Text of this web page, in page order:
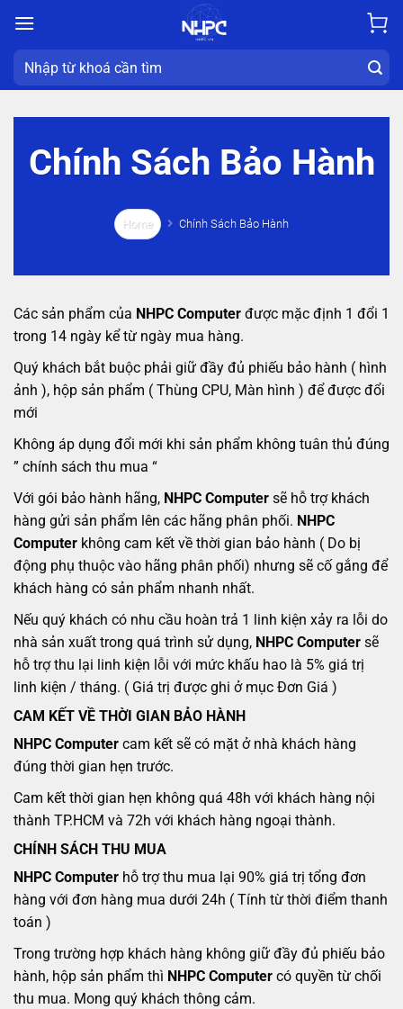
đến
nội
dung
Search
for:
Chính Sách Bảo Hành
Home Chính Sách Bảo Hành
Các sản phẩm của NHPC Computer được mặc định 1 đổi 1
trong 14 ngày kể từ ngày mua hàng.
Quý khách bắt buộc phải giữ đầy đủ phiếu bảo hành ( hình
ảnh ), hộp sản phẩm ( Thùng CPU, Màn hình ) để được đổi
mới
Không áp dụng đổi mới khi sản phẩm không tuân thủ đúng
” chính sách thu mua “
Với gói bảo hành hãng, NHPC Computer sẽ hỗ trợ khách
hàng gửi sản phẩm lên các hãng phân phối. NHPC
Computer không cam kết về thời gian bảo hành ( Do bị
động phụ thuộc vào hãng phân phối) nhưng sẽ cố gắng để
khách hàng có sản phẩm nhanh nhất.
Nếu quý khách có nhu cầu hoàn trả 1 linh kiện xảy ra lỗi do
nhà sản xuất trong quá trình sử dụng, NHPC Computer sẽ
hỗ trợ thu lại linh kiện lỗi với mức khấu hao là 5% giá trị
linh kiện / tháng. ( Giá trị được ghi ở mục Đơn Giá )
CAM KẾT VỀ THỜI GIAN BẢO HÀNH
NHPC Computer cam kết sẽ có mặt ở nhà khách hàng
đúng thời gian hẹn trước.
Cam kết thời gian hẹn không quá 48h với khách hàng nội
thành TP.HCM và 72h với khách hàng ngoại thành.
CHÍNH SÁCH THU MUA
NHPC Computer hỗ trợ thu mua lại 90% giá trị tổng đơn
hàng với đơn hàng mua dưới 24h ( Tính từ thời điểm thanh
toán )
Trong trường hợp khách hàng không giữ đầy đủ phiếu bảo
hành, hộp sản phẩm thì NHPC Computer có quyền từ chối
thu mua. Mong quý khách thông cảm.